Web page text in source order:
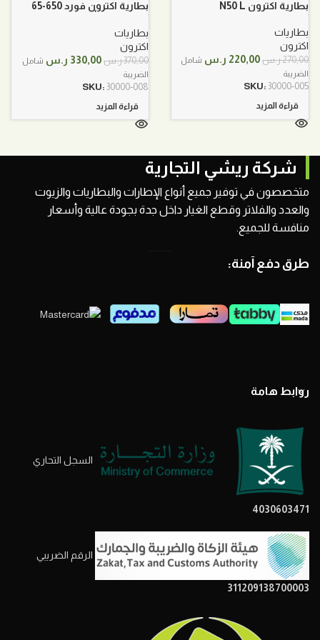
بطارية اكترون N50 L
بطاريات
اكترون
270,00ر.س السعر
هو:
220,00 ر.س السعر
شامل
الضريبة
SKU: 30000-005
قراءة المزيد
بطارية اكترون فورد 650-65
بطاريات
اكترون
370,00ر.س السعر
هو:
330,00 ر.س السعر
شامل
الضريبة
SKU: 30000-008
قراءة المزيد
شركة ريشي التجارية
متخصصون في توفير جميع أنواع الإطارات والبطاريات والزيوت
والعدد والفلاتر وقطع الغيار داخل جدة بجودة عالية وأسعار
منافسة للجميع.
طرق دفع آمنة:
روابط هامة
السجل التحاري
4030603471
الرقم الضريبي
311209138700003